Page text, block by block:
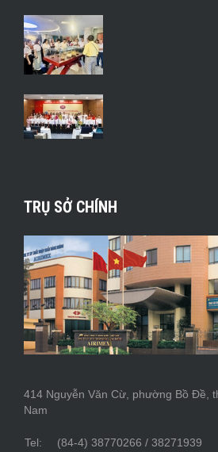
TRỤ SỞ CHÍNH
414 Nguyễn Văn Cừ, phường Bồ Đề,
Nam
Tel: (84-4) 38770266 / 38271939